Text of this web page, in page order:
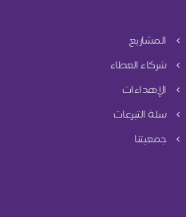
المشاريع
شركاء العطاء
الإهداءات
سلة التبرعات
جمعيتنا